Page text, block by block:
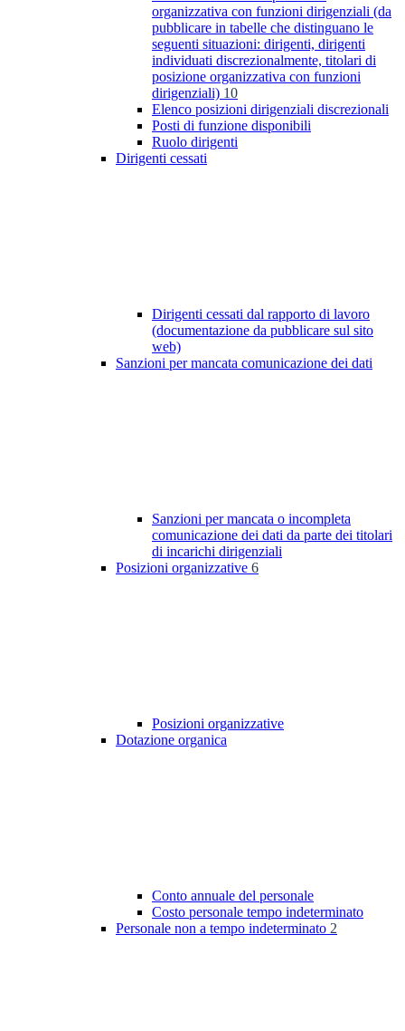
organizzativa con funzioni dirigenziali (da
pubblicare in tabelle che distinguano le
seguenti situazioni: dirigenti, dirigenti
individuati discrezionalmente, titolari di
posizione organizzativa con funzioni
dirigenziali) 10
Elenco posizioni dirigenziali discrezionali
Posti di funzione disponibili
Ruolo dirigenti
Dirigenti cessati
Dirigenti cessati dal rapporto di lavoro
(documentazione da pubblicare sul sito
web)
Sanzioni per mancata comunicazione dei dati
Sanzioni per mancata o incompleta
comunicazione dei dati da parte dei titolari
di incarichi dirigenziali
Posizioni organizzative 6
Posizioni organizzative
Dotazione organica
Conto annuale del personale
Costo personale tempo indeterminato
Personale non a tempo indeterminato 2